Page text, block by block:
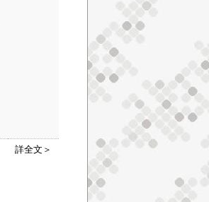
詳全文＞